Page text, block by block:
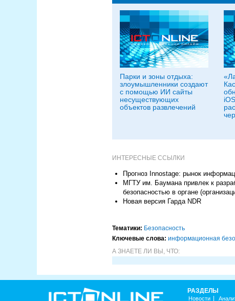
Парки и зоны отдыха:
злоумышленники создают
с помощью ИИ сайты
несуществующих
объектов развлечений
ИНТЕРЕСНЫЕ ССЫЛКИ
Прогноз Innostage: рынок
МГТУ им. Баумана привлек к
безопасностью в органе
Новая версия Гарда NDR
Тематики: Безопасность
Ключевые слова: информационная
А ЗНАЕТЕ ЛИ ВЫ, ЧТО:
РАЗДЕЛЫ
Новости